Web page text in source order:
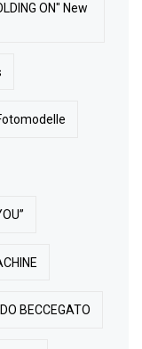
ON" New
BECCEGATO